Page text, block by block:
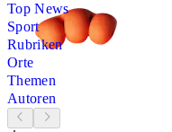
Top News
Sport
Rubriken
Orte
Themen
Autoren